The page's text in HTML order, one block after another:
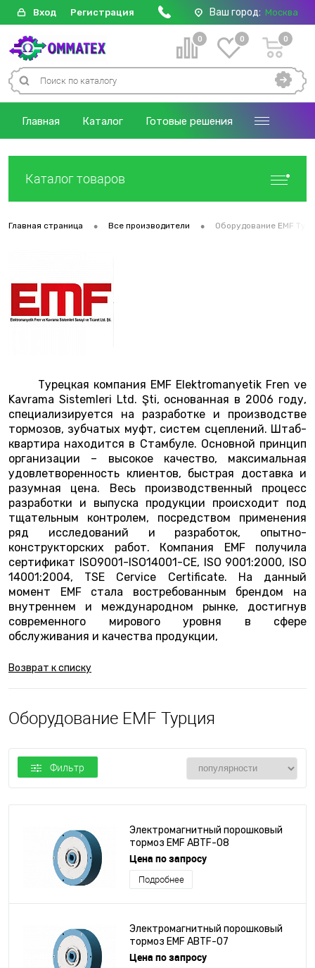
Вход Регистрация Ваш город: Москва
0 0 0
Главная Каталог Готовые решения
Каталог товаров
Главная страница • Все производители • Оборудование EMF
Турецкая компания EMF Elektromanyetik Fren ve
Kavrama Sistemleri Ltd. Şti, основанная в 2006 году,
специализируется на разработке и производстве
тормозов, зубчатых муфт, систем сцеплений. Штаб-
квартира находится в Стамбуле. Основной принцип
организации – высокое качество, максимальная
удовлетворенность клиентов, быстрая доставка и
разумная цена. Весь производственный процесс
разработки и выпуска продукции происходит под
тщательным контролем, посредством применения
ряд исследований и разработок, опытно-
конструкторских работ. Компания EMF получила
сертификат ISO9001-ISO14001-CE, ISO 9001:2000, ISO
14001:2004, TSE Cervice Certificate. На данный
момент EMF стала востребованным брендом на
внутреннем и международном рынке, достигнув
современного мирового уровня в сфере
обслуживания и качества продукции,
Возврат к списку
Оборудование EMF Турция
Фильтр
Электромагнитный порошковый
тормоз EMF ABTF-08
Цена по запросу
Подробнее
Электромагнитный порошковый
тормоз EMF ABTF-07
Цена по запросу